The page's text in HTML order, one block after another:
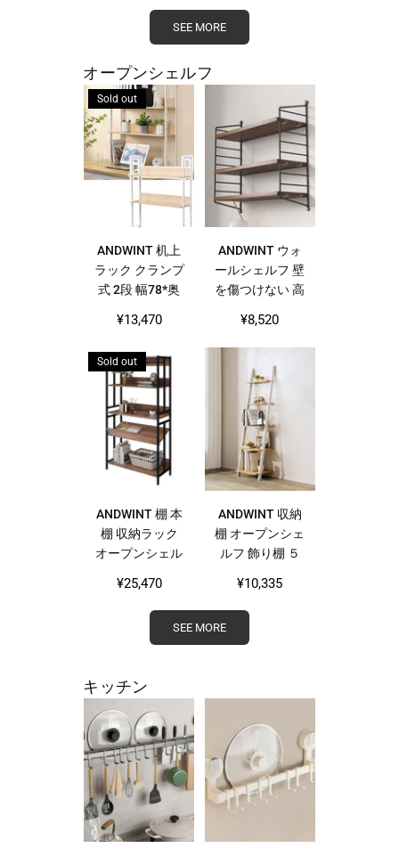
ちゃぶ台 机 ベ
ットテーブル ラ
ブル 幅56×奥行
32×高さ25cm
PCデスク 学習
ベッド ソファ
在宅勤務 食事
利用可
み式 高通気性
カビや匂い防止
ッズ 様々なシー
ンに適用
SEE MORE
オープンシェルフ
Sold out
ANDWINT 机上
ラック クランプ
式 2段 幅78*奥
デスク上 高さ調
整 書類 ファイ
ル 収納 デスク
ボード 後付け
取付簡単 モニタ
ー台 机上整理
ナチュラル オー
ク ホワイト
Regular
¥13,470
ANDWINT ウォ
ールシェルフ 壁
を傷つけない 高
式 幅60 木製 DIY
ラック 取り付け
簡単 賃貸 飾り
棚 収納棚 穴あ
け不要 石膏ボー
ド 壁付け棚 お
しゃれ 北欧 ナ
チュラル
Regular
¥8,520
Sold out
ANDWINT 棚 本
棚 収納ラック
オープンシェル
幅84×奥行34cm
木製 ハンガーラ
ック 棚板高さ調
飾り棚 自由変化
組立簡単 レンジ
ラック デスク
おしゃれ家具
Regular
¥25,470
ANDWINT 収納
棚 オープンシェ
ルフ 飾り棚 ５
ク木製 おしゃれ
本棚スリム 壁面
収納 北欧スタイ
154.3cm
Regular
¥10,335
SEE MORE
キッチン